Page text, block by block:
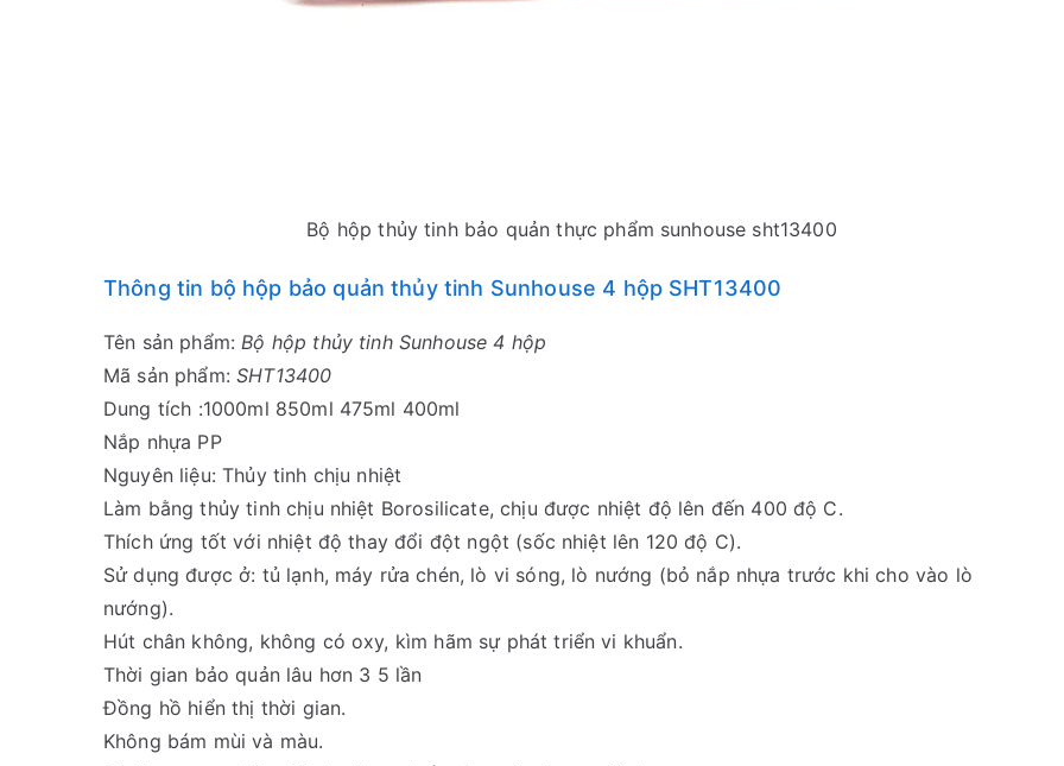
Bộ hộp thủy tinh bảo quản thực phẩm sunhouse sht13400
Thông tin bộ hộp bảo quản thủy tinh Sunhouse 4 hộp SHT13400
Tên sản phẩm:Bộ hộp thủy tinh Sunhouse 4 hộp
Mã sản phẩm: SHT13400
Dung tích :1000ml 850ml 475ml 400ml
Nắp nhựa PP
Nguyên liệu: Thủy tinh chịu nhiệt
Làm bằng thủy tinh chịu nhiệt Borosilicate, chịu được nhiệt độ lên đến 400 độ C.
Thích ứng tốt với nhiệt độ thay đổi đột ngột (sốc nhiệt lên 120 độ C).
Sử dụng được ở: tủ lạnh, máy rửa chén, lò vi sóng, lò nướng (bỏ nắp nhựa trước khi cho vào lò
nướng).
Hút chân không, không có oxy, kìm hãm sự phát triển vi khuẩn.
Thời gian bảo quản lâu hơn 3 5 lần
Đồng hồ hiển thị thời gian.
Không bám mùi và màu.